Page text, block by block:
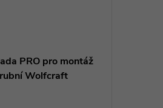
PRO pro montáž
Wolfcraft